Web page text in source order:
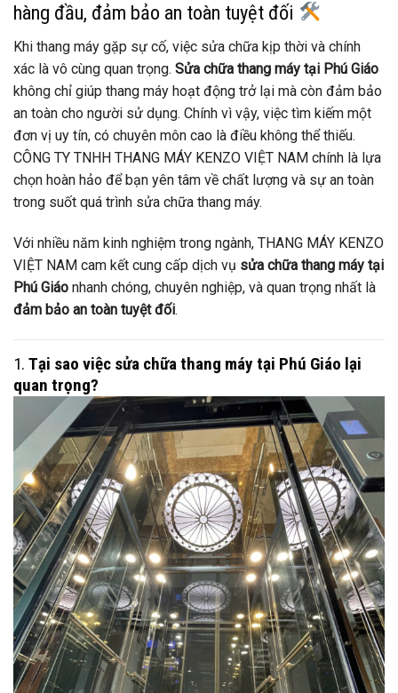
hàng đầu, đảm bảo an toàn tuyệt đối
Khi thang máy gặp sự cố, việc sửa chữa kịp thời và chính
xác là vô cùng quan trọng. Sửa chữa thang máy tại Phú Giáo
không chỉ giúp thang máy hoạt động trở lại mà còn đảm bảo
an toàn cho người sử dụng. Chính vì vậy, việc tìm kiếm một
đơn vị uy tín, có chuyên môn cao là điều không thể thiếu.
CÔNG TY TNHH THANG MÁY KENZO VIỆT NAM chính là lựa
chọn hoàn hảo để bạn yên tâm về chất lượng và sự an toàn
trong suốt quá trình sửa chữa thang máy.
Với nhiều năm kinh nghiệm trong ngành, THANG MÁY KENZO
VIỆT NAM cam kết cung cấp dịch vụ sửa chữa thang máy tại
Phú Giáo nhanh chóng, chuyên nghiệp, và quan trọng nhất là
đảm bảo an toàn tuyệt đối.
1. Tại sao việc sửa chữa thang máy tại Phú Giáo lại
quan trọng?